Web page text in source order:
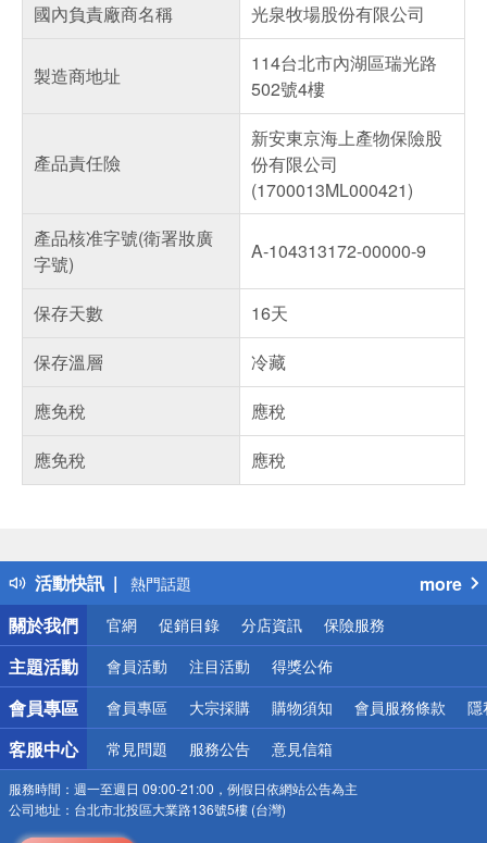
國內負責廠商名稱
光泉牧場股份有限公司
製造商地址
114台北市內湖區瑞光路
502號4樓
產品責任險
新安東京海上產物保險股
份有限公司
(1700013ML000421)
產品核准字號(衛署妝廣
字號)
A-104313172-00000-9
保存天數
16天
保存溫層
冷藏
應免稅
應稅
應免稅
應稅
活動快訊
得獎公告
熱門話題
銀行優惠
偏遠地區配送
詐騙網頁！請小心！
more
關於我們
官網 促銷目錄 分店資訊 保險服務
主題活動 會員活動 注目活動 得獎公佈
會員專區 會員專區 大宗採購 購物須知 會員服務條款 隱
客服中心 常見問題 服務公告 意見信箱
服務時間： 週一至週日 09:00-21:00，例假日依網站公告為主
公司地址： 台北市北投區大業路136號5樓 (台灣)